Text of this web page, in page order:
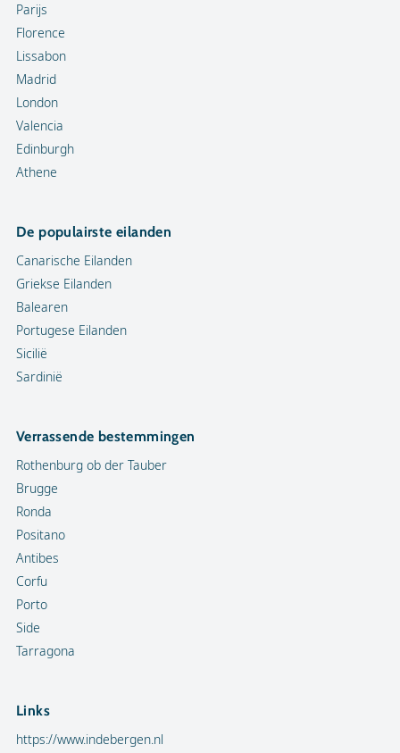
Parijs
Florence
Lissabon
Madrid
London
Valencia
Edinburgh
Athene
De populairste eilanden
Canarische Eilanden
Griekse Eilanden
Balearen
Portugese Eilanden
Sicilië
Sardinië
Verrassende bestemmingen
Rothenburg ob der Tauber
Brugge
Ronda
Positano
Antibes
Corfu
Porto
Side
Tarragona
Links
https://www.indebergen.nl